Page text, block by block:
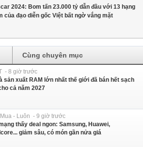
2024: Bom tấn 23.000 tỷ dẫn đầu với 13 hạng
của đạo diễn gốc Việt bất ngờ vắng mặt
Cùng chuyên mục
- 8 giờ trước
sản xuất RAM lớn nhất thế giới đã bán hết sạch
cả năm 2027
- Luôn - 9 giờ trước
thấy deal ngon: Samsung, Huawei,
giảm sâu, có món gần nửa giá